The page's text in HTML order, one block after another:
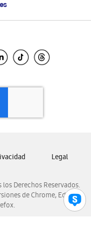
Derechos Reservados.
de Chrome, Edge,
Legal